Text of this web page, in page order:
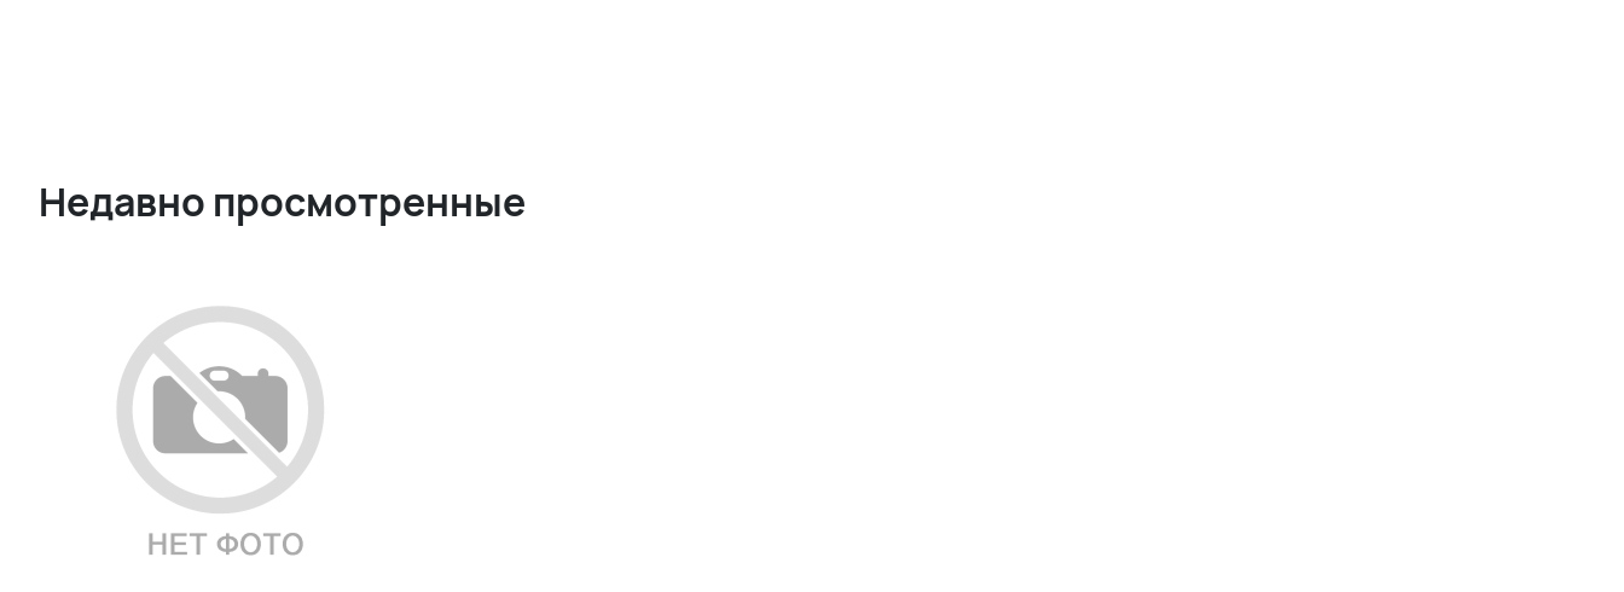
Недавно просмотренные